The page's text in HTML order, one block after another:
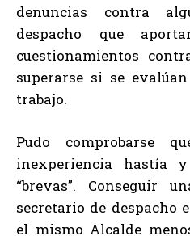
denuncias contra
despacho que
cuestionamientos
superarse si se
trabajo.
Pudo comprobarse
inexperiencia hastía
“brevas”. Conseguir
secretario de despacho
el mismo Alcalde